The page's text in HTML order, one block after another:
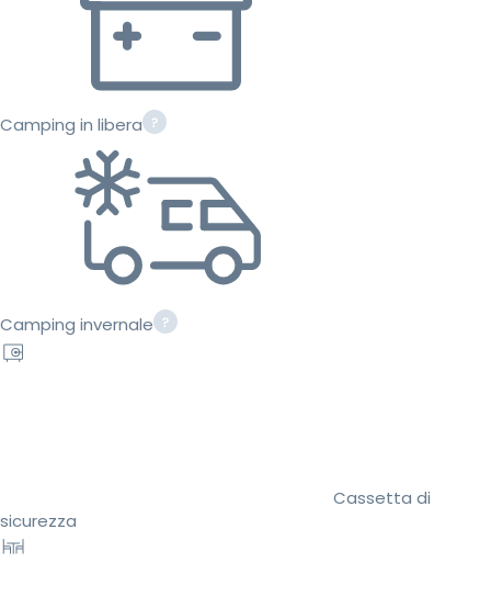
Camping in libera
Camping invernale
Cassetta di
sicurezza